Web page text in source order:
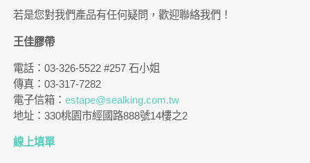
若是您對我們產品有任何疑問，歡迎聯絡我們！
王佳膠帶
電話：03-326-5522 #257 石小姐
傳真：03-317-7282
電子信箱：estape@sealking.com.tw
地址：330桃園市經國路888號14樓之2
線上填單